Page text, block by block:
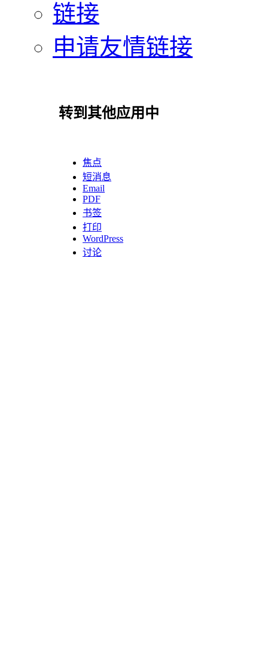
链接
申请友情链接
转到其他应用中
焦点
短消息
Email
PDF
书签
打印
WordPress
讨论